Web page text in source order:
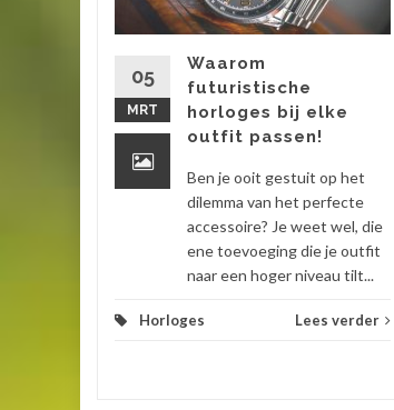
05
MRT
Waarom
futuristische
horloges bij elke
outfit passen!
Ben je ooit gestuit op het
dilemma van het perfecte
accessoire? Je weet wel, die
ene toevoeging die je outfit
naar een hoger niveau tilt...
Horloges Lees verder